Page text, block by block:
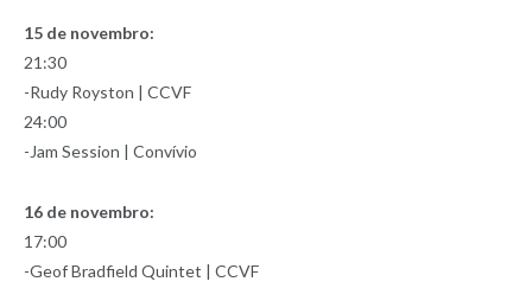
15 de novembro:
21:30
-Rudy Royston | CCVF
24:00
-Jam Session | Convívio
16 de novembro:
17:00
-Geof Bradfield Quintet | CCVF